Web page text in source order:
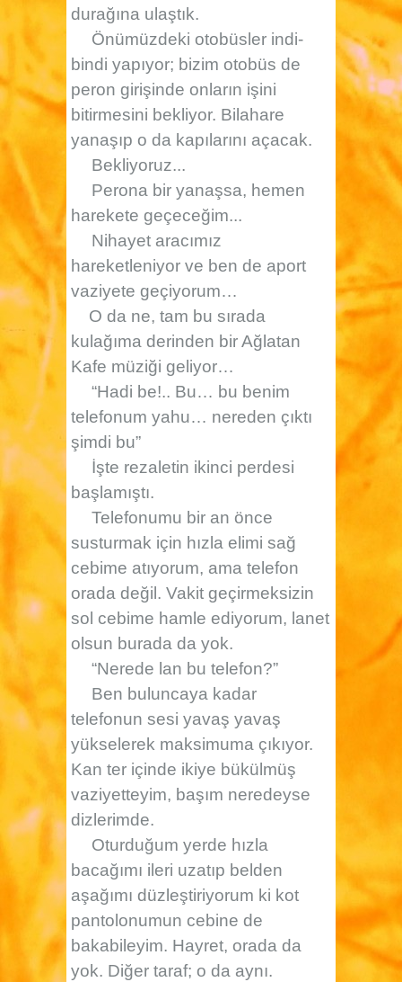
durağına ulaştık.
Önümüzdeki otobüsler indi-
bindi yapıyor; bizim otobüs de
peron girişinde onların işini
bitirmesini bekliyor. Bilahare
yanaşıp o da kapılarını açacak.
Bekliyoruz...
Perona bir yanaşsa, hemen
harekete geçeceğim...
Nihayet aracımız
hareketleniyor ve ben de aport
vaziyete geçiyorum…
O da ne, tam bu sırada
kulağıma derinden bir Ağlatan
Kafe müziği geliyor…
“Hadi be!.. Bu… bu benim
telefonum yahu… nereden çıktı
şimdi bu”
İşte rezaletin ikinci perdesi
başlamıştı.
Telefonumu bir an önce
susturmak için hızla elimi sağ
cebime atıyorum, ama telefon
orada değil. Vakit geçirmeksizin
sol cebime hamle ediyorum, lanet
olsun burada da yok.
“Nerede lan bu telefon?”
Ben buluncaya kadar
telefonun sesi yavaş yavaş
yükselerek maksimuma çıkıyor.
Kan ter içinde ikiye bükülmüş
vaziyetteyim, başım neredeyse
dizlerimde.
Oturduğum yerde hızla
bacağımı ileri uzatıp belden
aşağımı düzleştiriyorum ki kot
pantolonumun cebine de
bakabileyim. Hayret, orada da
yok. Diğer taraf; o da aynı.